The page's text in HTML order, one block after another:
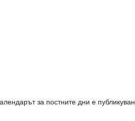
за постните дни е публикуван